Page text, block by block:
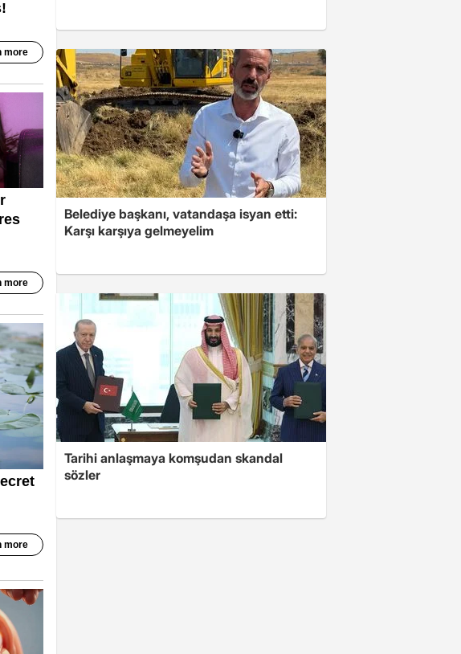
Belediye başkanı, vatandaşa isyan etti:
Karşı karşıya gelmeyelim
Tarihi anlaşmaya komşudan skandal
sözler